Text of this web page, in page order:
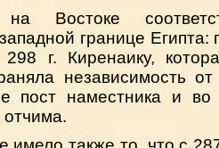
Востоке
границе
г. Киренаику,
независимость
пост наместника и во
отчима.